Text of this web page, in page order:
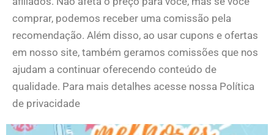
comprar, podemos receber uma comissão pela
recomendação. Além disso, ao usar cupons e ofertas
em nosso site, também geramos comissões que nos
ajudam a continuar oferecendo conteúdo de
qualidade. Para mais detalhes acesse nossa Política
de privacidade